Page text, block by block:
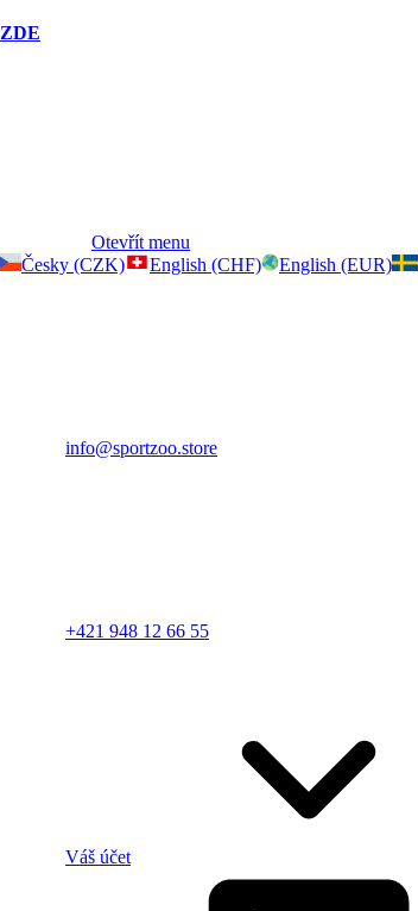
ZDE
Otevřít menu
Česky (CZK) English (CHF) English (EUR)
info@sportzoo.store
+421 948 12 66 55
Váš účet